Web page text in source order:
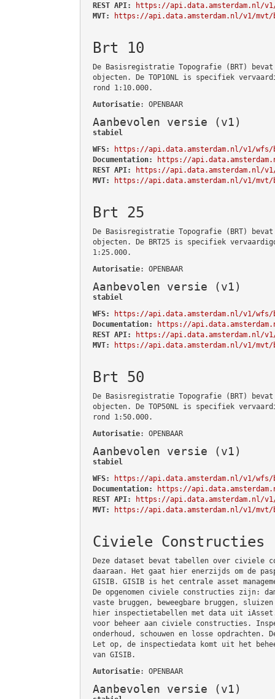
REST API:
https://api.data.amsterdam.nl/
MVT:
https://api.data.amsterdam.nl/v1/mvt/
Brt 10
De Basisregistratie Topografie (BRT)
objecten. De TOP10NL is specifiek
rond 1:10.000.
Autorisatie: OPENBAAR
Aanbevolen versie (v1)
stabiel
WFS:
https://api.data.amsterdam.nl/v1/wfs/
Documentation:
https://
REST API:
https://api.data.amsterdam.nl/
MVT:
https://api.data.amsterdam.nl/v1/mvt/
Brt 25
De Basisregistratie Topografie (BRT)
objecten. De BRT25 is specifiek
1:25.000.
Autorisatie: OPENBAAR
Aanbevolen versie (v1)
stabiel
WFS:
https://api.data.amsterdam.nl/v1/wfs/
Documentation:
https://
REST API:
https://api.data.amsterdam.nl/
MVT:
https://api.data.amsterdam.nl/v1/mvt/
Brt 50
De Basisregistratie Topografie (BRT)
objecten. De TOP50NL is specifiek
rond 1:50.000.
Autorisatie: OPENBAAR
Aanbevolen versie (v1)
stabiel
WFS:
https://api.data.amsterdam.nl/v1/wfs/
Documentation:
https://
REST API:
https://api.data.amsterdam.nl/
MVT:
https://api.data.amsterdam.nl/v1/mvt/
Civiele Constructies
Deze dataset bevat tabellen over civiele
daaraan. Het gaat hier enerzijds om de
GISIB. GISIB is het centrale asset
De opgenomen civiele constructies zijn:
vaste bruggen, beweegbare bruggen,
hier inspectietabellen met data uit
voor beheer aan civiele constructies.
onderhoud, schouwen en losse opdrachten.
Let op, de inspectiedata komt uit het
van GISIB.
Autorisatie: OPENBAAR
Aanbevolen versie (v1)